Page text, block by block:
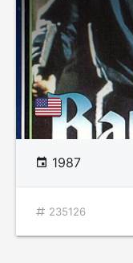
1987
235126